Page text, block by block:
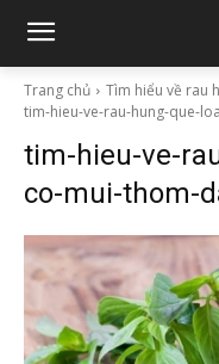
Trang chủ
Tìm hiểu về rau
tim-hieu-ve-rau-hung-que-
tim-hieu-ve-
co-mui-thom-